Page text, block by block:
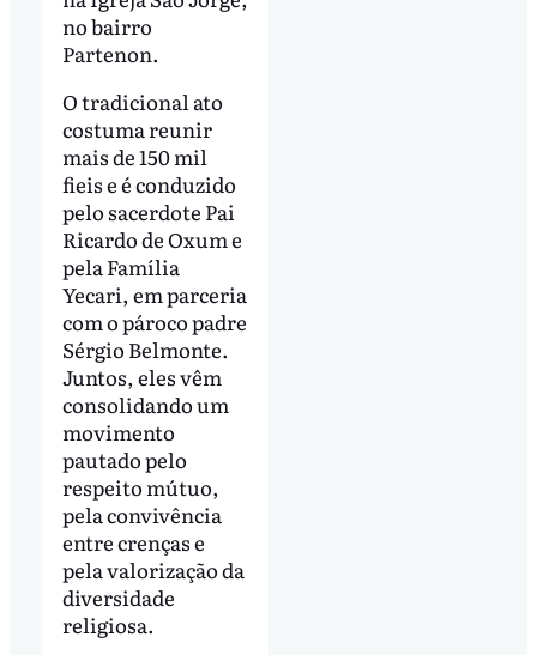
no bairro
Partenon.
O tradicional ato
costuma reunir
mais de 150 mil
fieis e é conduzido
pelo sacerdote Pai
Ricardo de Oxum e
pela Família
Yecari, em parceria
com o pároco padre
Sérgio Belmonte.
Juntos, eles vêm
consolidando um
movimento
pautado pelo
respeito mútuo,
pela convivência
entre crenças e
pela valorização da
diversidade
religiosa.